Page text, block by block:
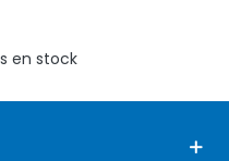
en stock